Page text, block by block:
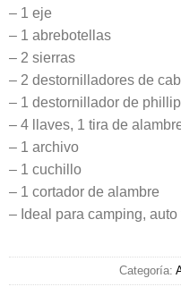
– 1 eje
– 1 abrebotellas
– 2 sierras
– 2 destornilladores de
– 1 destornillador de
– 4 llaves, 1 tira de
– 1 archivo
– 1 cuchillo
– 1 cortador de alambre
– Ideal para camping, auto
Categoría: